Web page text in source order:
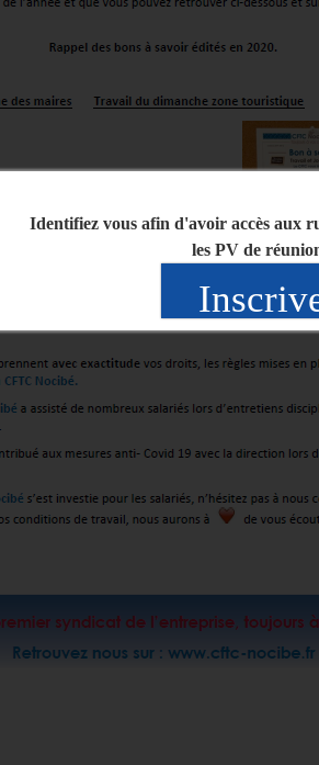
Identifiez vous afin d'avoir accès aux
les PV de